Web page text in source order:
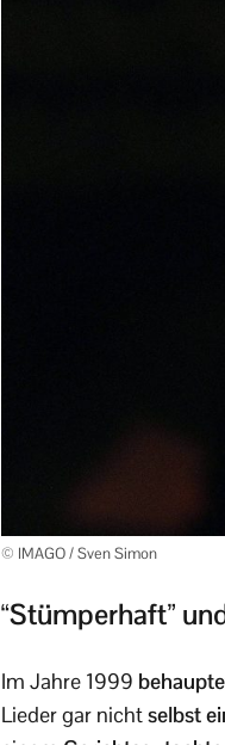
© IMAGO / Sven Simon
“Stümperhaft”
Im Jahre 1999
Lieder gar nichtselbst